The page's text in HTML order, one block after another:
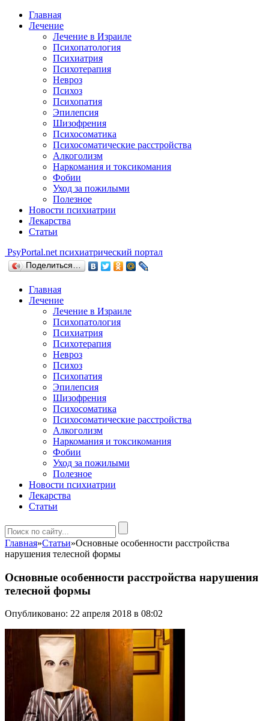
Главная
Лечение
Лечение в Израиле
Психопатология
Психиатрия
Психотерапия
Невроз
Психоз
Психопатия
Эпилепсия
Шизофрения
Психосоматика
Психосоматические расстройства
Алкоголизм
Наркомания и токсикомания
Фобии
Уход за пожилыми
Полезное
Новости психиатрии
Лекарства
Статьи
PsyPortal.net психиатрический портал
Поделиться…
Главная
Лечение
Лечение в Израиле
Психопатология
Психиатрия
Психотерапия
Невроз
Психоз
Психопатия
Эпилепсия
Шизофрения
Психосоматика
Психосоматические расстройства
Алкоголизм
Наркомания и токсикомания
Фобии
Уход за пожилыми
Полезное
Новости психиатрии
Лекарства
Статьи
Главная»Статьи»Основные особенности расстройства
нарушения телесной формы
Основные особенности расстройства нарушения
телесной формы
Опубликовано: 22 апреля 2018 в 08:02